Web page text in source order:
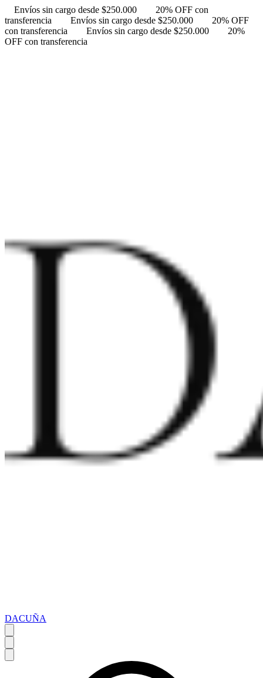
Envíos sin cargo desde $250.000
20% OFF con
transferencia
Envíos sin cargo desde $250.000
20% OFF
con transferencia
Envíos sin cargo desde $250.000
20%
OFF con transferencia
DACUÑA